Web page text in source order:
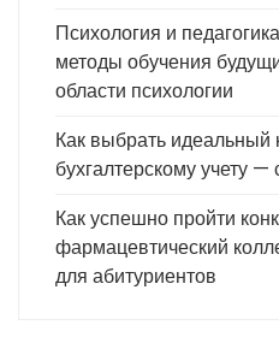
Психология и
методы обучения
области психологии
Как выбрать идеальный
бухгалтерскому учету
Как успешно пройти
фармацевтический
для абитуриентов